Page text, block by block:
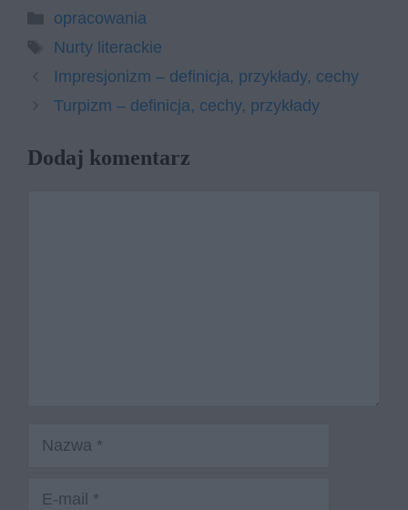
Kategorie
opracowania
Tagi
Nurty literackie
Impresjonizm – definicja, przykłady, cechy
Turpizm – definicja, cechy, przykłady
Dodaj komentarz
Nazwa